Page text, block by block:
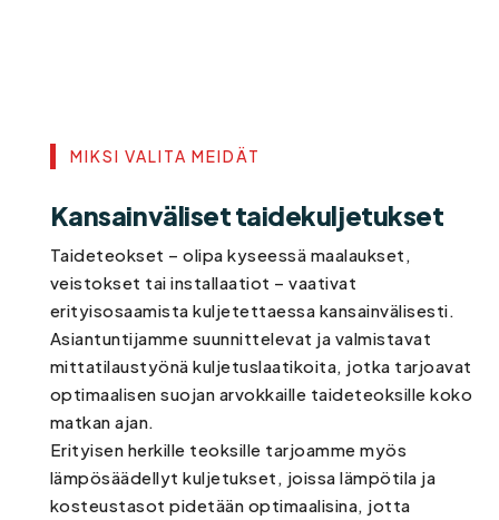
MIKSI VALITA MEIDÄT
Kansainväliset taidekuljetukset
Taideteokset – olipa kyseessä maalaukset,
veistokset tai installaatiot – vaativat
erityisosaamista kuljetettaessa kansainvälisesti.
Asiantuntijamme suunnittelevat ja valmistavat
mittatilaustyönä kuljetuslaatikoita, jotka tarjoavat
optimaalisen suojan arvokkaille taideteoksille koko
matkan ajan.
Erityisen herkille teoksille tarjoamme myös
lämpösäädellyt kuljetukset, joissa lämpötila ja
kosteustasot pidetään optimaalisina, jotta